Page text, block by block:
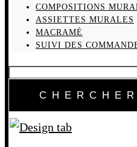
COMPOSITIONS
ASSIETTES MURALES
MACRAMÉ
SUIVI DES